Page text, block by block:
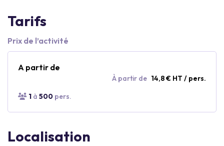
Tarifs
Prix de l’activité
A partir de
À partir de 14,8 € HT / pers.
1 à 500 pers.
Localisation